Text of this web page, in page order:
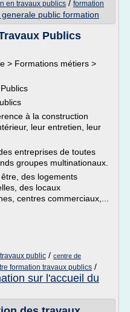
en travaux publics / formation
public formation
Publics
> Formations métiers >
à la construction
leur entretien, leur
entreprises de toutes
groupes multinationaux.
des logements
des locaux
centres commerciaux,...
public / centre de
formation travaux publics /
sur l'accueil du